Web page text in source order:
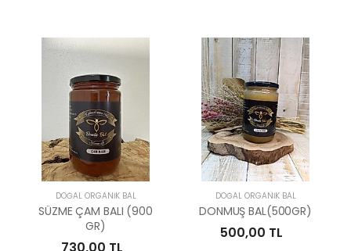
DOĞAL ORGANIK BAL
SÜZME ÇAM BALI (900
GR)
DOĞAL ORGANIK BAL
DONMUŞ BAL(500GR)
500,00 TL